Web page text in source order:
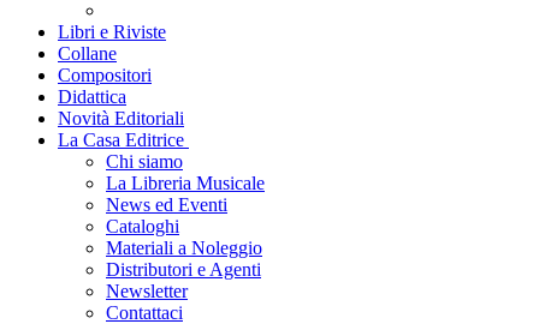
Libri e Riviste
Collane
Compositori
Didattica
Novità Editoriali
La Casa Editrice
Chi siamo
La Libreria Musicale
News ed Eventi
Cataloghi
Materiali a Noleggio
Distributori e Agenti
Newsletter
Contattaci